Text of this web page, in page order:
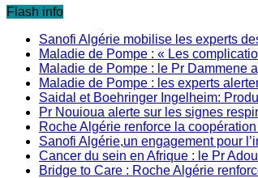
Flash info
Sanofi Algérie mobilise les experts
Maladie de Pompe : « Les
Maladie de Pompe : le Pr Dammene
Maladie de Pompe : les experts
Saidal et Boehringer Ingelheim:
Pr Nouioua alerte sur les signes
Roche Algérie renforce la
Sanofi Algérie,un engagement pour
Cancer du sein en Afrique : le Pr
Bridge to Care : Roche Algérie